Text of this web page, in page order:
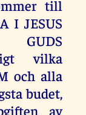
till
I JESUS
vilka
och alla
budet,
av